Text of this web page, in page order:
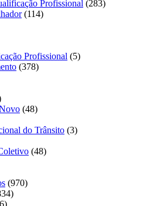
Profissional (283)
(114)
Profissional (5)
(378)
(48)
do Trânsito (3)
(48)
(970)